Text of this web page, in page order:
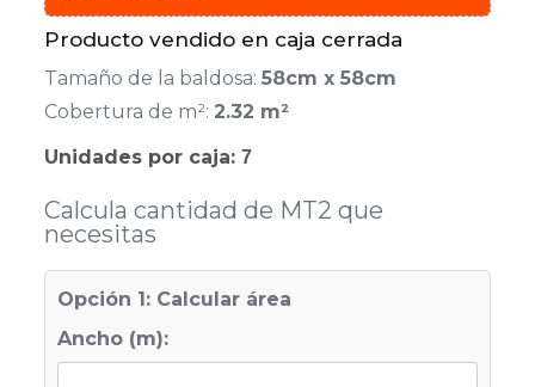
Producto vendido en caja cerrada
Tamaño de la baldosa: 58cm x 58cm
Cobertura de m²: 2.32 m²
Unidades por caja: 7
Calcula cantidad de MT2 que
necesitas
Opción 1: Calcular área
Ancho (m):